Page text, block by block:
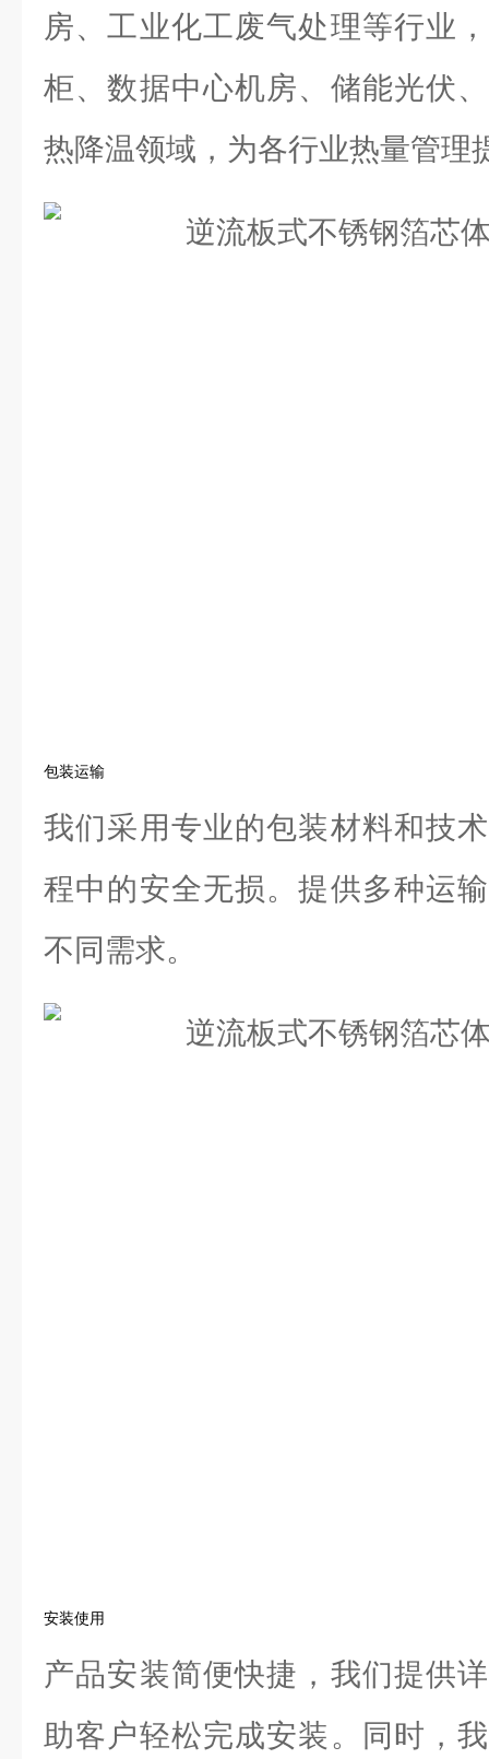
房、工业化工废气处理等行业
柜、数据中心机房、储能光伏
热降温领域，为各行业热量管理
包装运输
我们采用专业的包装材料和技
程中的安全无损。提供多种运
不同需求。
安装使用
产品安装简便快捷，我们提供
助客户轻松完成安装。同时，